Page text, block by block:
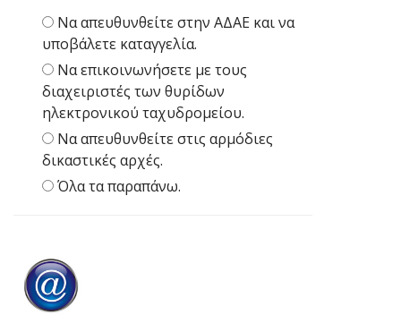
Να απευθυνθείτε στην ΑΔΑΕ και να
υποβάλετε καταγγελία.
Να επικοινωνήσετε με τους
διαχειριστές των θυρίδων
ηλεκτρονικού ταχυδρομείου.
Να απευθυνθείτε στις αρμόδιες
δικαστικές αρχές.
Όλα τα παραπάνω.